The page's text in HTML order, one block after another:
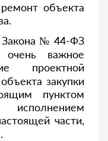
объекта
Закона № 44-ФЗ
очень важное
проектной
закупки
пунктом
исполнением
части,